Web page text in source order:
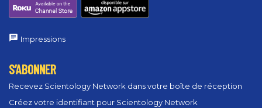
Impressions
S’ABONNER
Recevez Scientology Network dans votre boîte de réception
Créez votre identifiant pour Scientology Network